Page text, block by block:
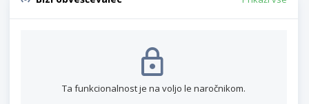
Ta funkcionalnost je na voljo le naročnikom.